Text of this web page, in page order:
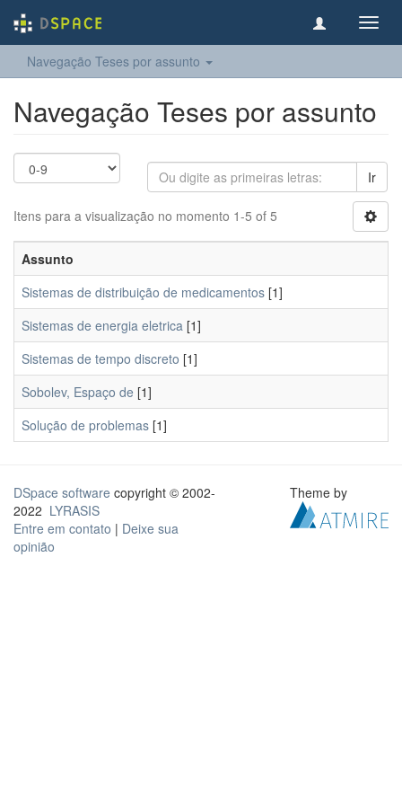
Navegação Teses por assunto
Navegação Teses por assunto
Ir
Itens para a visualização no momento 1-5 of 5
Assunto
Sistemas de distribuição de medicamentos [1]
Sistemas de energia eletrica [1]
Sistemas de tempo discreto [1]
Sobolev, Espaço de [1]
Solução de problemas [1]
DSpace software copyright © 2002-
2022 LYRASIS
Entre em contato | Deixe sua
opinião
Theme by